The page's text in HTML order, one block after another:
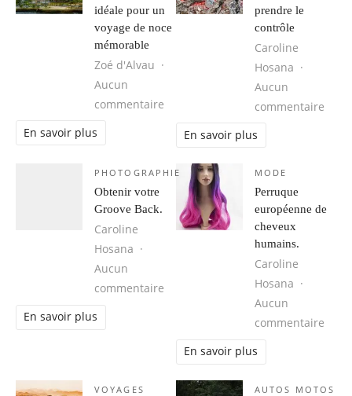
idéale pour un
voyage de noce
mémorable
Zoé d'Alvau
Aucun
commentaire sur Cuba, une destination idéale
En savoir plus
prendre le
contrôle
Caroline
Hosana
Aucun
commentaire
En savoir plus
PHOTOGRAPHIE
Obtenir votre
Groove Back.
Caroline
Hosana
Aucun
commentaire sur Obtenir votre Groove Back.
En savoir plus
MODE
Perruque
européenne de
cheveux
humains.
Caroline
Hosana
Aucun
commentaire
En savoir plus
VOYAGES AUTOS MOTOS